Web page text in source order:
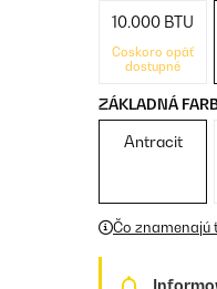
10.000 BTU
Čoskoro opäť
dostupné
ZÁKLADNÁ
Antracit
Čo znamenajú